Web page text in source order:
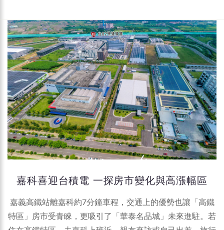
嘉科喜迎台積電 一探房市變化與高漲幅區
嘉義高鐵站離嘉科約7分鐘車程，交通上的優勢也讓「高鐵
特區」房市受青睞，更吸引了「華泰名品城」未來進駐。若